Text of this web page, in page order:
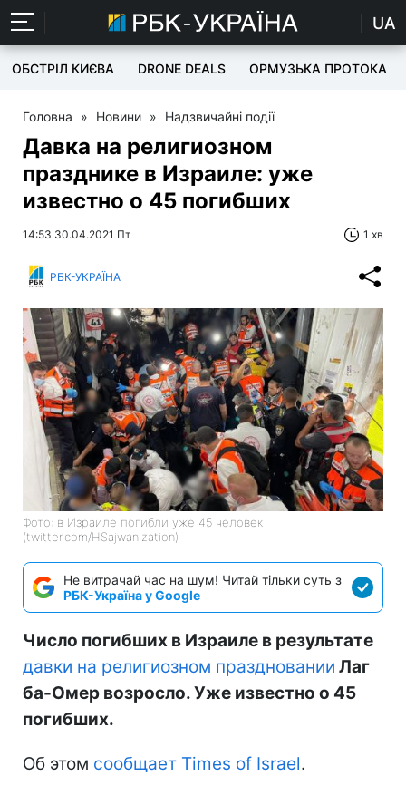
UA
ОБСТРІЛ КИЄВА DRONE DEALS ОРМУЗЬКА ПРОТОКА
Головна » Новини » Надзвичайні події
Давка на религиозном
празднике в Израиле: уже
известно о 45 погибших
14:53 30.04.2021 Пт 1 хв
РБК-УКРАЇНА
Фото: в Израиле погибли уже 45 человек
(twitter.com/HSajwanization)
Не витрачай час на шум! Читай тільки суть з
РБК-Україна у Google
Число погибших в Израиле в результате
давки на религиозном праздновании Лаг
ба-Омер возросло. Уже известно о 45
погибших.
Об этом сообщает Times of Israel.